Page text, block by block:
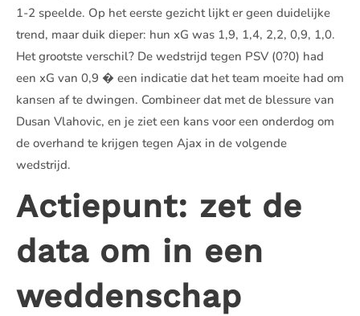
1-2 speelde. Op het eerste gezicht lijkt er geen duidelijke
trend, maar duik dieper: hun xG was 1,9, 1,4, 2,2, 0,9, 1,0.
Het grootste verschil? De wedstrijd tegen PSV (0?0) had
een xG van 0,9 � een indicatie dat het team moeite had om
kansen af te dwingen. Combineer dat met de blessure van
Dusan Vlahovic, en je ziet een kans voor een onderdog om
de overhand te krijgen tegen Ajax in de volgende
wedstrijd.
Actiepunt: zet de
data om in een
weddenschap